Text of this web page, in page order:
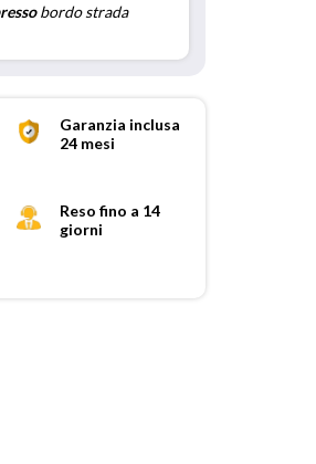
bordo strada
Garanzia inclusa
24 mesi
Reso fino a 14
giorni